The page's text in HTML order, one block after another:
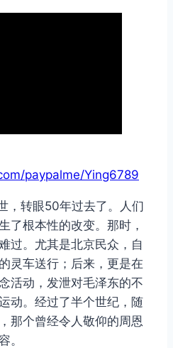
paypalme/Ying6789
，转眼50年过去了。人们
了根本性的改变。那时，
过。尤其是北京民众，自
灵车送行；后来，更是在
活动，发泄对毛泽东的不
动。经过了半个世纪，随
那个曾经令人敬仰的周恩
。